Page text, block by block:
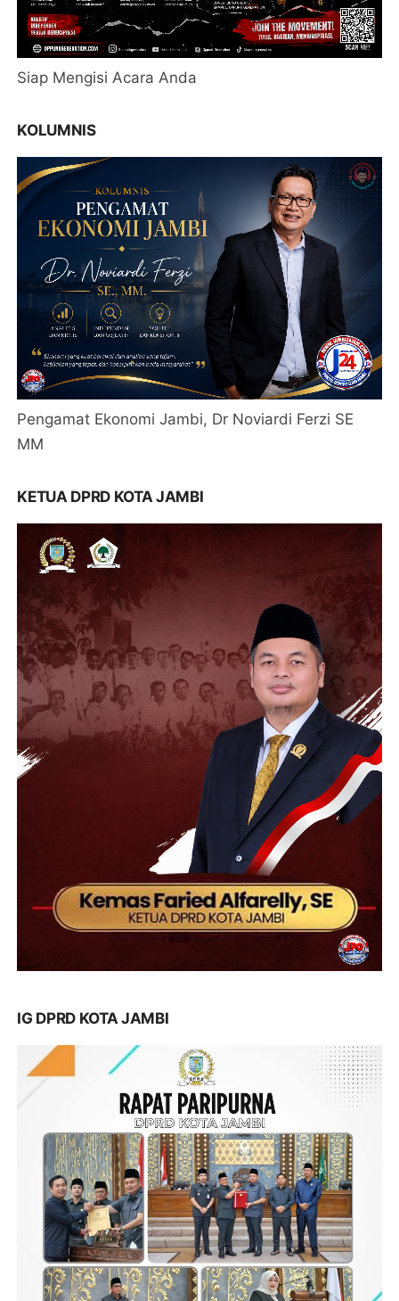
Siap Mengisi Acara Anda
KOLUMNIS
Pengamat Ekonomi Jambi, Dr Noviardi Ferzi SE
MM
KETUA DPRD KOTA JAMBI
IG DPRD KOTA JAMBI